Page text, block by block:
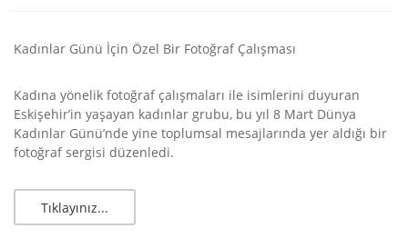
Kadınlar Günü İçin Özel Bir Fotoğraf Çalışması
Kadına yönelik fotoğraf çalışmaları ile isimlerini duyuran
Eskişehir’in yaşayan kadınlar grubu, bu yıl 8 Mart Dünya
Kadınlar Günü’nde yine toplumsal mesajlarında yer aldığı bir
fotoğraf sergisi düzenledi.
Tıklayınız...